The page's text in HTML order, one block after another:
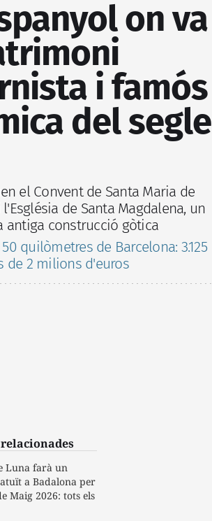
on va
i famós
del segle
el Convent de Santa Maria de
de Santa Magdalena, un
antiga construcció gòtica
quilòmetres de Barcelona: 3.125
de 2 milions d'euros
Luna farà un
a Badalona per
Maig 2026: tots els